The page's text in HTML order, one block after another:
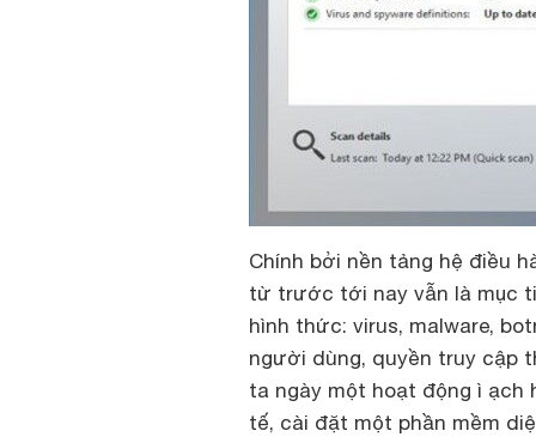
Chính bởi nền tảng hệ điều
từ trước tới nay vẫn là mục
hình thức: virus, malware,
người dùng, quyền truy cập
ta ngày một hoạt động ì ạch
tế, cài đặt một phần mềm